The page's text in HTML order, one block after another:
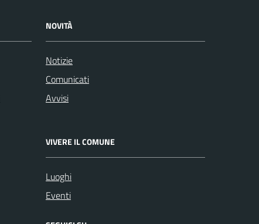
NOVITÀ
Notizie
Comunicati
Avvisi
VIVERE IL COMUNE
Luoghi
Eventi